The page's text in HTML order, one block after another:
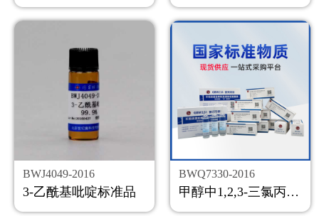
BWJ4049-2016
3-乙酰基吡啶标准品
BWQ7330-2016
甲醇中1,2,3-三氯丙烷溶液标准物质
返回主页